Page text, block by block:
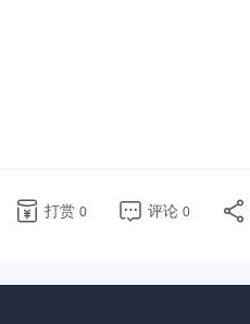
打赏 0 评论 0